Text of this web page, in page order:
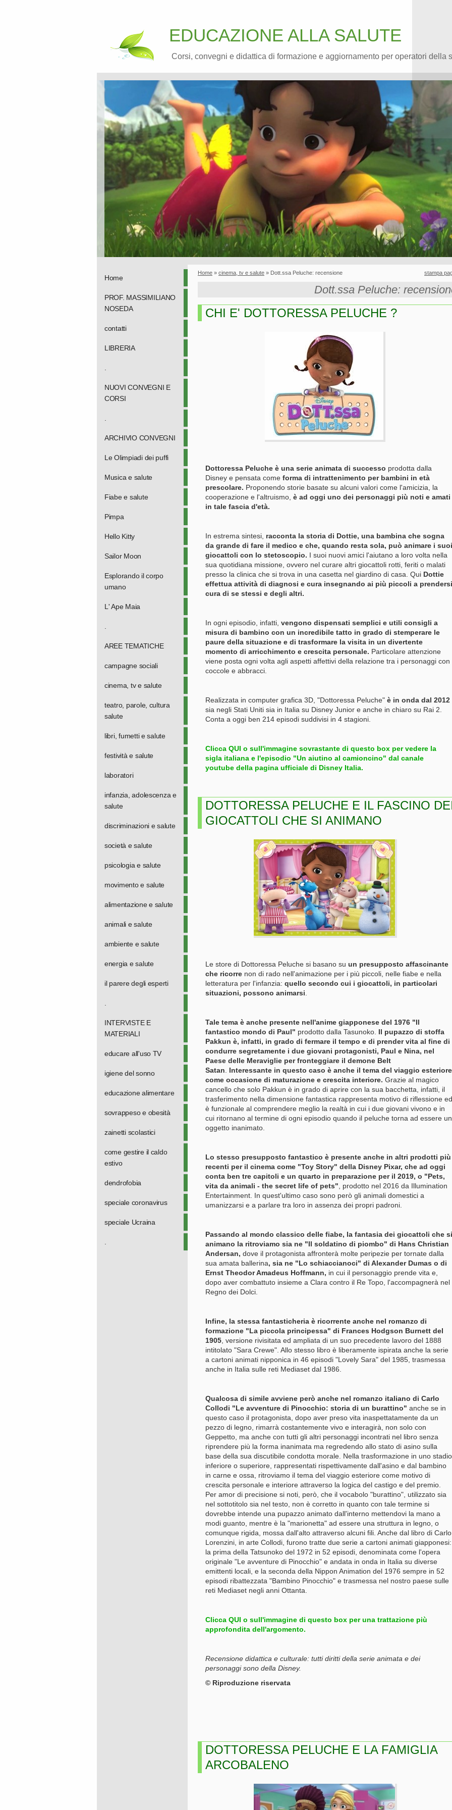
EDUCAZIONE ALLA SALUTE
Corsi, convegni e didattica di formazione e aggiornamento per operatori della
Home
PROF. MASSIMILIANO
NOSEDA
contatti
LIBRERIA
NUOVI CONVEGNI E
CORSI
ARCHIVIO CONVEGNI
Le Olimpiadi dei puffi
Musica e salute
Fiabe e salute
Pimpa
Hello Kitty
Sailor Moon
Esplorando il corpo
umano
L' Ape Maia
AREE TEMATICHE
campagne sociali
cinema, tv e salute
teatro, parole, cultura
salute
libri, fumetti e salute
festività e salute
laboratori
infanzia, adolescenza e
salute
discriminazioni e salute
società e salute
psicologia e salute
movimento e salute
alimentazione e salute
animali e salute
ambiente e salute
energia e salute
il parere degli esperti
INTERVISTE E
MATERIALI
educare all'uso TV
igiene del sonno
educazione alimentare
sovrappeso e obesità
zainetti scolastici
come gestire il caldo
estivo
dendrofobia
speciale coronavirus
speciale Ucraina
Home » cinema, tv e salute » Dott.ssa Peluche: recensione
Dott.ssa Peluche:
stampa
CHI E' DOTTORESSA PELUCHE ?
Dottoressa Peluche è una serie animata di successo prodotta dalla
Disney e pensata come forma di intrattenimento per bambini in età
prescolare. Proponendo storie basate su alcuni valori come l'amicizia, la
cooperazione e l'altruismo, è ad oggi uno dei personaggi più noti e amati
in tale fascia d'età.
In estrema sintesi, racconta la storia di Dottie, una bambina che sogna
da grande di fare il medico e che, quando resta sola, può animare i suoi
giocattoli con lo stetoscopio. I suoi nuovi amici l'aiutano a loro volta nella
sua quotidiana missione, ovvero nel curare altri giocattoli rotti, feriti o malati
presso la clinica che si trova in una casetta nel giardino di casa. Qui Dottie
effettua attività di diagnosi e cura insegnando ai più piccoli a prendersi
cura di se stessi e degli altri.
In ogni episodio, infatti, vengono dispensati semplici e utili consigli a
misura di bambino con un incredibile tatto in grado di stemperare le
paure della situazione e di trasformare la visita in un divertente
momento di arricchimento e crescita personale. Particolare attenzione
viene posta ogni volta agli aspetti affettivi della relazione tra i personaggi con
coccole e abbracci.
Realizzata in computer grafica 3D, "Dottoressa Peluche" è in onda dal 2012
sia negli Stati Uniti sia in Italia su Disney Junior e anche in chiaro su Rai 2.
Conta a oggi ben 214 episodi suddivisi in 4 stagioni.
Clicca QUI o sull'immagine sovrastante di questo box per vedere la
sigla italiana e l'episodio "Un aiutino al camioncino" dal canale
youtube della pagina ufficiale di Disney Italia.
DOTTORESSA PELUCHE E IL FASCINO
GIOCATTOLI CHE SI ANIMANO
Le store di Dottoressa Peluche si basano su un presupposto affascinante
che ricorre non di rado nell'animazione per i più piccoli, nelle fiabe e nella
letteratura per l'infanzia: quello secondo cui i giocattoli, in particolari
situazioni, possono animarsi
Tale tema è anche presente nell'anime giapponese del 1976 "Il
fantastico mondo di Paul" prodotto dalla Tasunoko. Il pupazzo di stoffa
Pakkun è, infatti, in grado di fermare il tempo e di prender vita al fine di
condurre segretamente i due giovani protagonisti, Paul e Nina, nel
Paese delle Meraviglie per fronteggiare il demone Belt
Satan
Interessante in questo caso è anche il tema del viaggio esteriore
come occasione di maturazione e crescita interiore. Grazie al magico
cancello che solo Pakkun è in grado di aprire con la sua bacchetta, infatti, il
trasferimento nella dimensione fantastica rappresenta motivo di riflessione ed
è funzionale al comprendere meglio la realtà in cui i due giovani vivono e in
cui ritornano al termine di ogni episodio quando il peluche torna ad essere un
oggetto inanimato.
Lo stesso presupposto fantastico è presente anche in altri prodotti più
recenti per il cinema come "Toy Story" della Disney Pixar, che ad oggi
conta ben tre capitoli e un quarto in preparazione per il 2019, o "Pets,
vita da animali - the secret life of pets" , prodotto nel 2016 da Illumination
Entertainment. In quest'ultimo caso sono però gli animali domestici a
umanizzarsi e a parlare tra loro in assenza dei propri padroni.
Passando al mondo classico delle fiabe, la fantasia dei giocattoli che si
animano la ritroviamo sia ne "Il soldatino di piombo" di Hans Christian
Andersan, dove il protagonista affronterà molte peripezie per tornate dalla
sua amata ballerina, sia ne "Lo schiaccianoci" di Alexander Dumas o di
Ernst Theodor Amadeus Hoffmann, in cui il personaggio prende vita e,
dopo aver combattuto insieme a Clara contro il Re Topo, l'accompagnerà nel
Regno dei Dolci.
Infine, la stessa fantasticheria è ricorrente anche nel romanzo di
formazione "La piccola principessa" di Frances Hodgson Burnett del
1905 , versione rivisitata ed ampliata di un suo precedente lavoro del 1888
intitolato "Sara Crewe". Allo stesso libro è liberamente ispirata anche la serie
a cartoni animati nipponica in 46 episodi "Lovely Sara" del 1985, trasmessa
anche in Italia sulle reti Mediaset dal 1986.
Qualcosa di simile avviene però anche nel romanzo italiano di Carlo
Collodi "Le avventure di Pinocchio: storia di un burattino" anche se in
questo caso il protagonista, dopo aver preso vita inaspettatamente da un
pezzo di legno, rimarrà costantemente vivo e interagirà, non solo con
Geppetto, ma anche con tutti gli altri personaggi incontrati nel libro senza
riprendere più la forma inanimata ma regredendo allo stato di asino sulla
base della sua discutibile condotta morale. Nella trasformazione in uno stadio
inferiore o superiore, rappresentati rispettivamente dall'asino e dal bambino
in carne e ossa, ritroviamo il tema del viaggio esteriore come motivo di
crescita personale e interiore attraverso la logica del castigo e del premio.
Per amor di precisione si noti, però, che il vocabolo "burattino", utilizzato sia
nel sottotitolo sia nel testo, non è corretto in quanto con tale termine si
dovrebbe intende una pupazzo animato dall'interno mettendovi la mano a
modi guanto, mentre è la "marionetta" ad essere una struttura in legno, o
comunque rigida, mossa dall'alto attraverso alcuni fili. Anche dal libro di Carlo
Lorenzini, in arte Collodi, furono tratte due serie a cartoni animati giapponesi:
la prima della Tatsunoko del 1972 in 52 episodi, denominata come l'opera
originale "Le avventure di Pinocchio" e andata in onda in Italia su diverse
emittenti locali, e la seconda della Nippon Animation del 1976 sempre in 52
episodi ribattezzata "Bambino Pinocchio" e trasmessa nel nostro paese sulle
reti Mediaset negli anni Ottanta.
Clicca QUI o sull'immagine di questo box per una trattazione più
approfondita dell'argomento.
Recensione didattica e culturale: tutti diritti della serie animata e dei
personaggi sono della Disney.
© Riproduzione riservata
DOTTORESSA PELUCHE E LA FAMIGLIA
ARCOBALENO